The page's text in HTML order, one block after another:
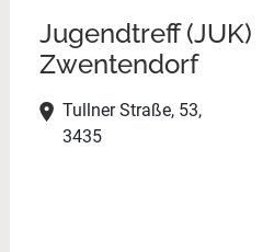
Jugendtreff (JUK)
Zwentendorf
Tullner Straße, 53,
3435